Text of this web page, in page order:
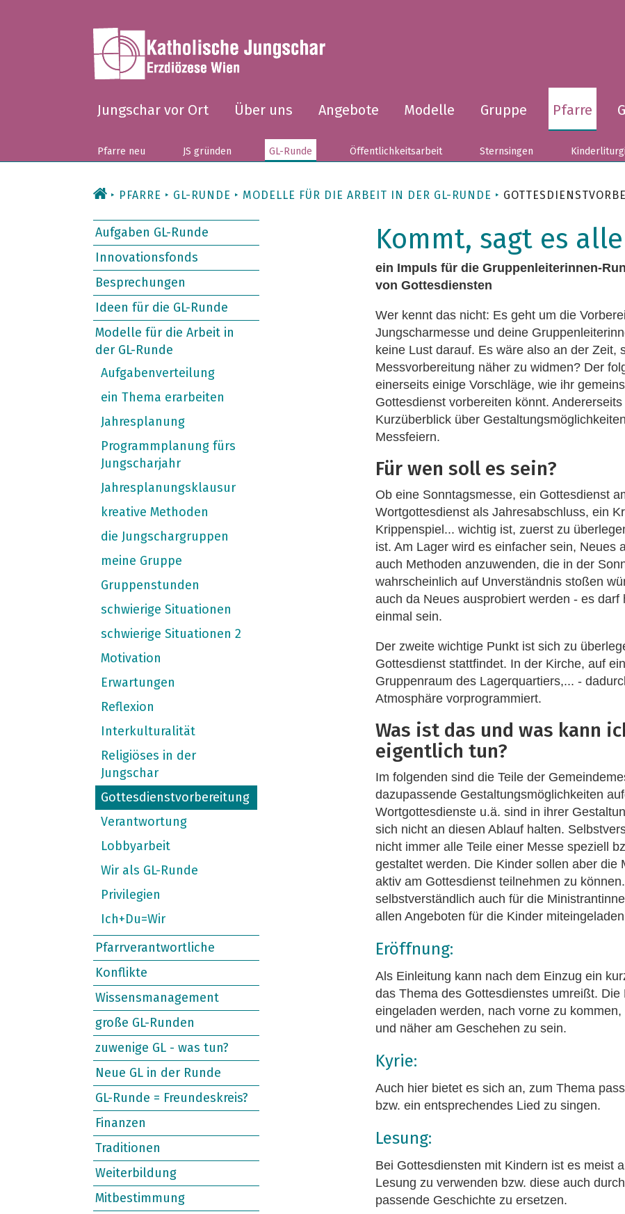
Jungschar vor Ort Über uns Angebote Modelle Gruppe Pfarre
Pfarre neu JS gründen GL-Runde Öffentlichkeitsarbeit Sternsingen
PFARRE GL-RUNDE MODELLE FÜR DIE ARBEIT IN DER GL-RUNDE
Aufgaben GL-Runde
Innovationsfonds
Besprechungen
Ideen für die GL-Runde
Modelle für die Arbeit in
der GL-Runde
Aufgabenverteilung
ein Thema erarbeiten
Jahresplanung
Programmplanung fürs
Jungscharjahr
Jahresplanungsklausur
kreative Methoden
die Jungschargruppen
meine Gruppe
Gruppenstunden
schwierige Situationen
schwierige Situationen 2
Motivation
Erwartungen
Reflexion
Interkulturalität
Religiöses in der
Jungschar
Gottesdienstvorbereitung
Verantwortung
Lobbyarbeit
Wir als GL-Runde
Privilegien
Ich+Du=Wir
Pfarrverantwortliche
Konflikte
Wissensmanagement
große GL-Runden
zuwenige GL - was tun?
Neue GL in der Runde
GL-Runde = Freundeskreis?
Finanzen
Traditionen
Weiterbildung
Mitbestimmung
Kommt, sagt es
ein Impuls für die Gruppenleiterinnen-
von Gottesdiensten
Wer kennt das nicht: Es geht um die
Jungscharmesse und deine
keine Lust darauf. Es wäre also an der Zeit,
Messvorbereitung näher zu widmen? Der
einerseits einige Vorschläge, wie ihr
Gottesdienst vorbereiten könnt.
Kurzüberblick über
Messfeiern.
Für wen soll es sein?
Ob eine Sonntagsmesse, ein Gottesdienst
Wortgottesdienst als Jahresabschluss, ein
Krippenspiel... wichtig ist, zuerst zu
ist. Am Lager wird es einfacher sein, Neues
auch Methoden anzuwenden, die in der
wahrscheinlich auf Unverständnis stoßen
auch da Neues ausprobiert werden - es darf
einmal sein.
Der zweite wichtige Punkt ist sich zu
Gottesdienst stattfindet. In der Kirche, auf
Gruppenraum des Lagerquartiers,... -
Atmosphäre vorprogrammiert.
Was ist das und was kann
eigentlich tun?
Im folgenden sind die Teile der
dazupassende Gestaltungsmöglichkeiten
Wortgottesdienste u.ä. sind in ihrer
sich nicht an diesen Ablauf halten.
nicht immer alle Teile einer Messe speziell
gestaltet werden. Die Kinder sollen aber die
aktiv am Gottesdienst teilnehmen zu
selbstverständlich auch für die
allen Angeboten für die Kinder
Eröffnung:
Als Einleitung kann nach dem Einzug ein
das Thema des Gottesdienstes umreißt. Die
eingeladen werden, nach vorne zu
und näher am Geschehen zu sein.
Kyrie:
Auch hier bietet es sich an, zum Thema
bzw. ein entsprechendes Lied zu singen.
Lesung:
Bei Gottesdiensten mit Kindern ist es meist
Lesung zu verwenden bzw. diese auch
passende Geschichte zu ersetzen.